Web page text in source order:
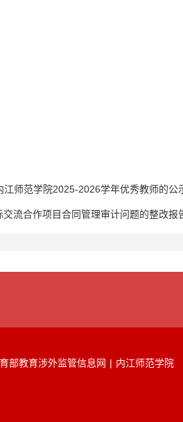
师范学院2025-2026学年优秀教师的公
流合作项目合同管理审计问题的整改报
部教育涉外监管信息网 | 内江师范学院